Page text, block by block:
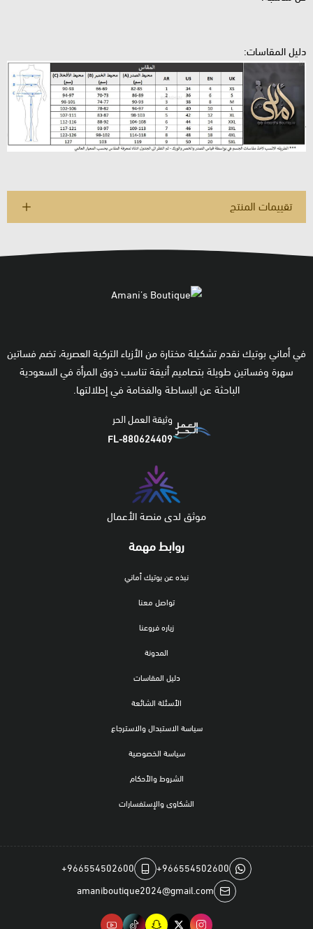
دليل المقاسات:
تقييمات المنتج
روابط مهمة
نبذه عن بوتيك أماني
تواصل معنا
زياره فروعنا
المدونة
دليل المقاسات
الأسئلة الشائعة
سياسة الاستبدال والاسترجاع
سياسة الخصوصية
الشروط والأحكام
الشكاوى والإستفسارات
في أماني بوتيك نقدم تشكيلة مختارة من الأزياء التركية العصرية، تضم فساتين
سهرة وفساتين طويلة بتصاميم أنيقة تناسب ذوق المرأة في السعودية
الباحثة عن البساطة والفخامة في إطلالتها.
وثيقة العمل الحر
FL-880624409
موثق لدى منصة الأعمال
+966554502600
+966554502600
amaniboutique2024@gmail.com